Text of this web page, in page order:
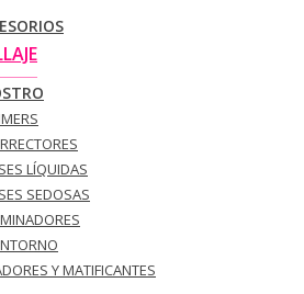
LÍQUIDAS
SEDOSAS
Y MATIFICANTES